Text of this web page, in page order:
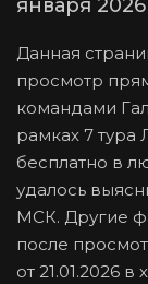
Данная
просмотр
командами
рамках 7
бесплатно в
удалось
МСК. Другие
после
от 21.01.2026
января